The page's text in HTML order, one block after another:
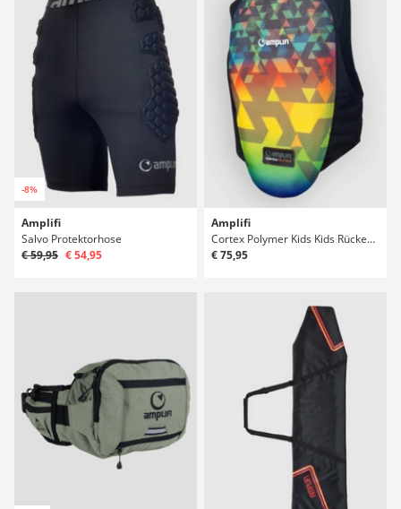
-8%
Amplifi
Salvo Protektorhose
€ 59,95 € 54,95
Amplifi
Cortex Polymer Kids Kids Rückenprotektor
€ 75,95